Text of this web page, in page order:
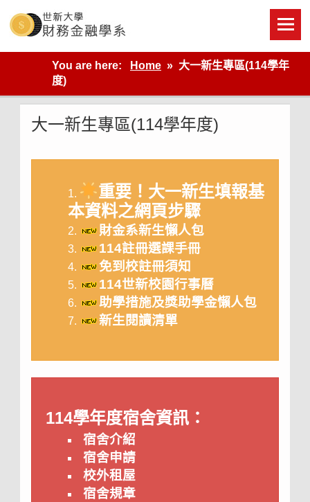
content
世新大學財金系網站
You are here:
Home
大一新生專區(114學年
度)
大一新生專區(114學年度)
重要！大一新生填報基
本資料之網頁步驟
財金系新生懶人包
114註冊選課手冊
免到校註冊須知
114世新校園行事曆
助學措施及獎助學金懶人包
新生閱讀清單
114學年度宿舍資訊：
宿舍介紹
宿舍申請
校外租屋
宿舍規章